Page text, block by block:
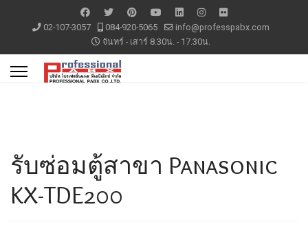
02-107-3057 084-920-5065
info@professpabx.com
จันทร์ - เสาร์ 8.30น. - 17.30น.
รับซ่อมตู้สาขา Panasonic
KX-TDE200